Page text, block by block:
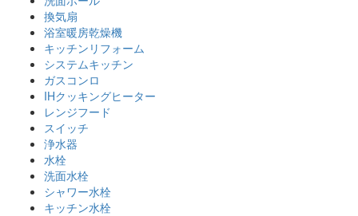
換気扇
浴室暖房乾燥機
キッチンリフォーム
システムキッチン
ガスコンロ
IHクッキングヒーター
レンジフード
スイッチ
浄水器
水栓
洗面水栓
シャワー水栓
キッチン水栓